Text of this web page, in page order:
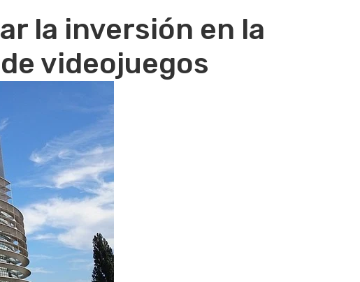
la inversión en la
videojuegos